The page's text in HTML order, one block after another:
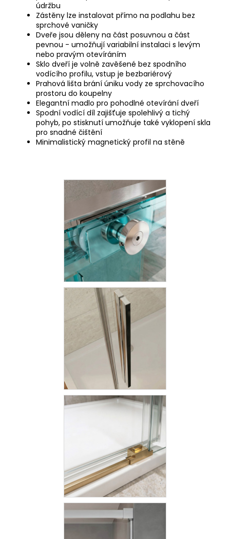
údržbu
Zástěny lze instalovat přímo na podlahu bez
sprchové vaničky
Dveře jsou děleny na část posuvnou a část
pevnou - umožňují variabilní instalaci s levým
nebo pravým otevíráním
Sklo dveří je volně zavěšené bez spodního
vodícího profilu, vstup je bezbariérový
Prahová lišta brání úniku vody ze sprchovacího
prostoru do koupelny
Elegantní madlo pro pohodlné otevírání dveří
Spodní vodící díl zajišťuje spolehlivý a tichý
pohyb, po stisknutí umožňuje také vyklopení skla
pro snadné čištění
Minimalistický magnetický profil na stěně